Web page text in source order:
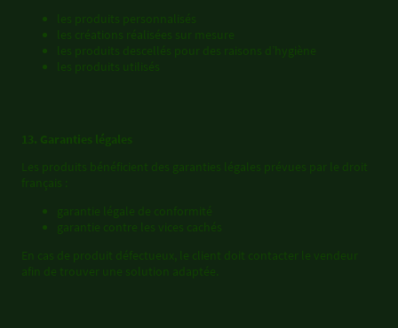
les produits personnalisés
les créations réalisées sur mesure
les produits descellés pour des raisons d’hygiène
les produits utilisés
13. Garanties légales
Les produits bénéficient des garanties légales prévues par le droit
français :
garantie légale de conformité
garantie contre les vices cachés
En cas de produit défectueux, le client doit contacter le vendeur
afin de trouver une solution adaptée.